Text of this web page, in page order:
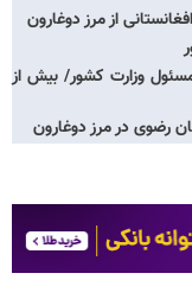
مسئول وزارت کشور/ بیش از
رضوی در مرز دوغارون